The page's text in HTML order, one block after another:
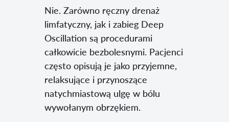
Nie. Zarówno ręczny drenaż
limfatyczny, jak i zabieg Deep
Oscillation są procedurami
całkowicie bezbolesnymi. Pacjenci
często opisują je jako przyjemne,
relaksujące i przynoszące
natychmiastową ulgę w bólu
wywołanym obrzękiem.